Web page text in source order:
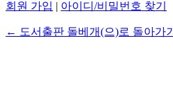
회원 가입 | 아이디/비밀번호 찾기
← 도서출판 돌베개(으)로 돌아가기